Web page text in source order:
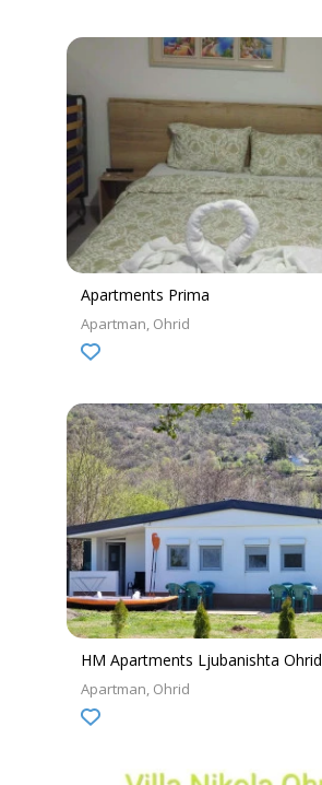
Apartments Prima
Apartman Ohrid
HM Apartments Ljubanishta Ohrid
Apartman Ohrid